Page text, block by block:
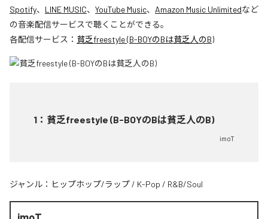
Spotify、 LINE MUSIC、 YouTube Music、 Amazon Music Unlimitedなど
の音楽配信サービスで聴くことができる。
各配信サービス： 貧乏freestyle (B-BOYのBは貧乏人のB)
1 ： 貧乏freestyle (B-BOYのBは貧乏人のB)
imoT
ジャンル： ヒップホップ/ラップ / K-Pop / R&B/Soul